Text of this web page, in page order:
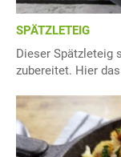
SPÄTZLETEIG
Dieser Spätzleteig
zubereitet. Hier